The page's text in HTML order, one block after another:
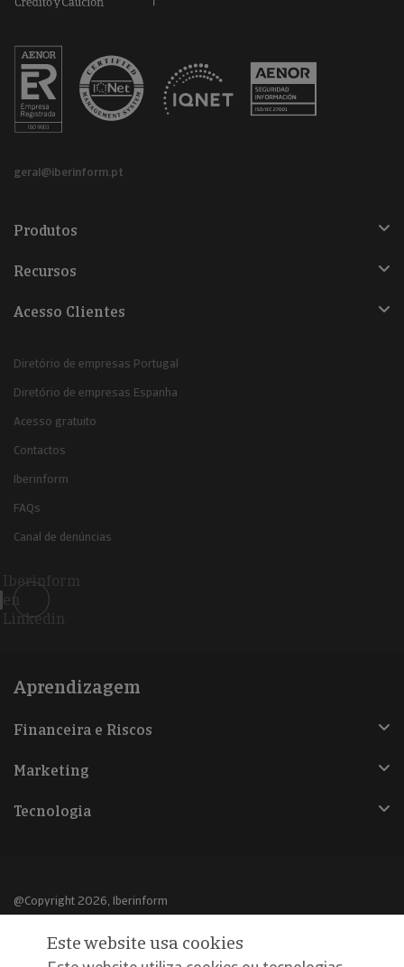
geral@iberinform.pt
Produtos
Recursos
Acesso Clientes
Diretório de empresas Portugal
Diretório de empresas Espanha
Acesso gratuito
Contactos
Iberinform
FAQs
Canal de denúncias
Iberinform
en
Linkedin
Aprendizagem
Financeira e Riscos
Marketing
Tecnologia
@Copyright 2026, Iberinform
Aviso legalEste website usa cookies